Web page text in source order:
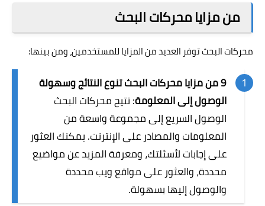
من مزايا محركات البحث
محركات البحث توفر العديد من المزايا للمستخدمين، ومن بينها:
9 من مزايا محركات البحث تنوع النتائج وسهولة
الوصول إلى المعلومة: تتيح محركات البحث
الوصول السريع إلى مجموعة واسعة من
المعلومات والمصادر على الإنترنت. يمكنك العثور
على إجابات لأسئلتك، ومعرفة المزيد عن مواضيع
محددة، والعثور على مواقع ويب محددة
والوصول إليها بسهولة.